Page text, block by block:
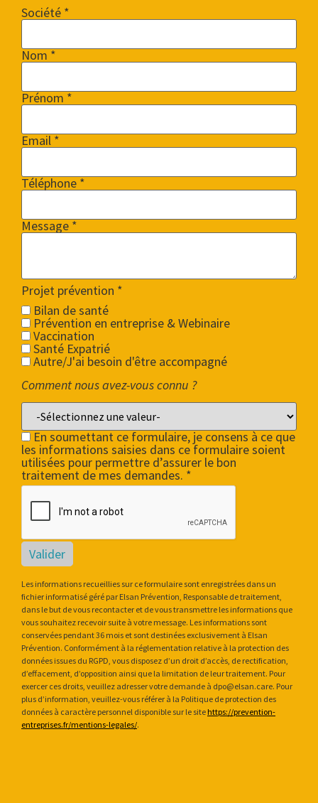
Société *
Nom *
Prénom *
Email *
Téléphone *
Message *
Projet prévention *
Bilan de santé
Prévention en entreprise & Webinaire
Vaccination
Santé Expatrié
Autre/J'ai besoin d'être accompagné
Comment nous avez-vous connu ?
En soumettant ce formulaire, je consens à ce que
les informations saisies dans ce formulaire soient
utilisées pour permettre d’assurer le bon
traitement de mes demandes. *
Valider
Les informations recueillies sur ce formulaire sont enregistrées dans un
fichier informatisé géré par Elsan Prévention, Responsable de traitement,
dans le but de vous recontacter et de vous transmettre les informations que
vous souhaitez recevoir suite à votre message. Les informations sont
conservées pendant 36 mois et sont destinées exclusivement à Elsan
Prévention. Conformément à la réglementation relative à la protection des
données issues du RGPD, vous disposez d’un droit d’accès, de rectification,
d’effacement, d’opposition ainsi que la limitation de leur traitement. Pour
exercer ces droits, veuillez adresser votre demande à dpo@elsan.care. Pour
plus d’information, veuillez-vous référer à la Politique de protection des
données à caractère personnel disponible sur le site https://prevention-
entreprises.fr/mentions-legales/.